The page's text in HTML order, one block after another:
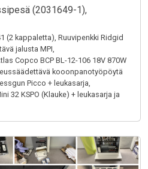
(2031649-1),
(2 kappaletta), Ruuvipenkki Ridgid
jalusta MPI,
Copco BCP BL-12-106 18V 870W
kooonpanotyöpöytä
Picco + leukasarja,
32 KSPO (Klauke) + leukasarja ja